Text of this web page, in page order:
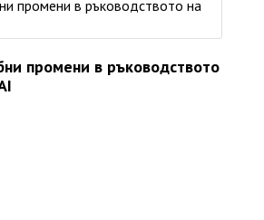
промени в ръководството